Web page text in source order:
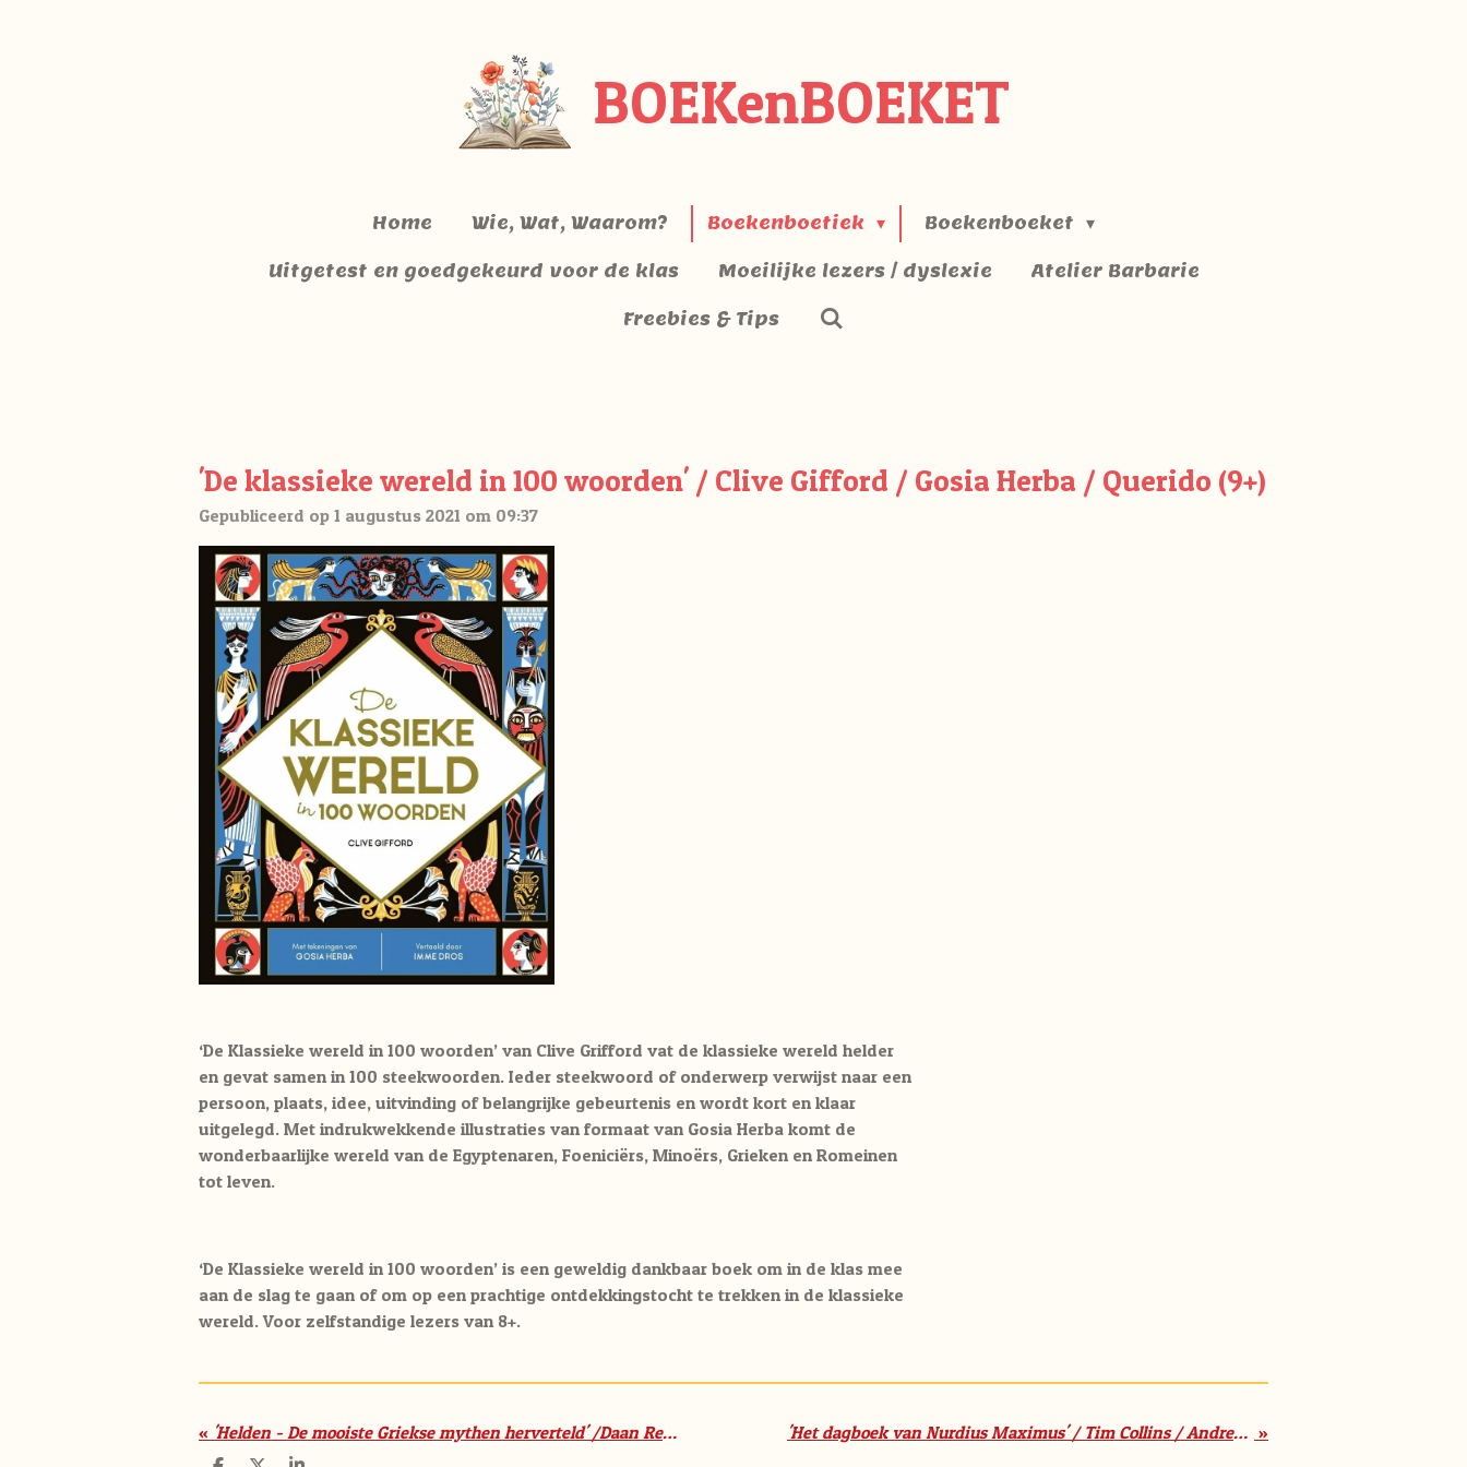
BOEKenBOEKET
Home Wie, Wat, Waarom? Boekenboetiek Boekenboeket
Uitgetest en goedgekeurd voor de klas Moeilijke lezers / dyslexie Atelier Barbarie
Freebies & Tips
'De klassieke wereld in 100 woorden' / Clive Gifford / Gosia Herba / Querido (9+)
Gepubliceerd op 1 augustus 2021 om 09:37
‘De Klassieke wereld in 100 woorden’ van Clive Grifford vat de klassieke wereld helder
en gevat samen in 100 steekwoorden. Ieder steekwoord of onderwerp verwijst naar een
persoon, plaats, idee, uitvinding of belangrijke gebeurtenis en wordt kort en klaar
uitgelegd. Met indrukwekkende illustraties van formaat van Gosia Herba komt de
wonderbaarlijke wereld van de Egyptenaren, Foeniciërs, Minoërs, Grieken en Romeinen
tot leven.
‘De Klassieke wereld in 100 woorden’ is een geweldig dankbaar boek om in de klas mee
aan de slag te gaan of om op een prachtige ontdekkingstocht te trekken in de klassieke
wereld. Voor zelfstandige lezers van 8+.
« 'Helden - De mooiste Griekse mythen herverteld' /Daan Remmerts de Vries / Sebastiaan Van Doninck / Lannoo (10+) 'Het dagboek van Nurdius Maximus' / Tim Collins / Andrew Pinder / Ploegsma (9+) »